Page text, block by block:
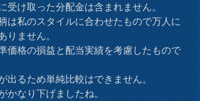
受け取った分配金は含まれません。
は私のスタイルに合わせたもので万人に
りません。
価格の損益と配当実績を考慮したもので
るため単純比較はできません。
かなり下げましたね。